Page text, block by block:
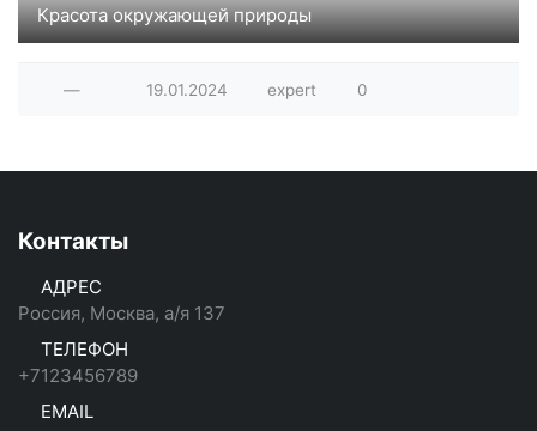
Красота окружающей природы
Фотографии из коллекции сайта deviantart.com
— 19.01.2024 expert 0
Контакты
АДРЕС
Россия, Москва, а/я 137
ТЕЛЕФОН
+7123456789
EMAIL